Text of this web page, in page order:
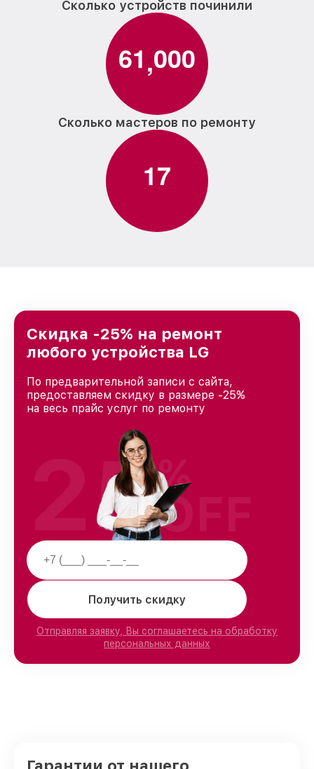
Сколько устройств починили
61,000
Сколько мастеров по ремонту
17
Скидка -25% на ремонт
любого устройства LG
По предварительной записи с сайта,
предоставляем скидку в размере -25%
на весь прайс услуг по ремонту
Получить скидку
Отправляя заявку, Вы соглашаетесь на обработку
персональных данных
25%
OFF